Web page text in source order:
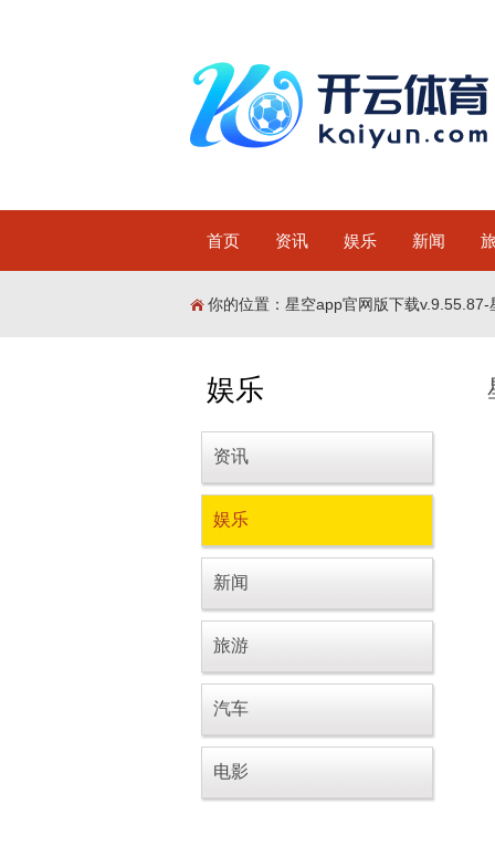
首页 资讯 娱乐 新闻
你的位置： 星空app官网版下载v.9.55.87-
娱乐
资讯
娱乐
新闻
旅游
汽车
电影